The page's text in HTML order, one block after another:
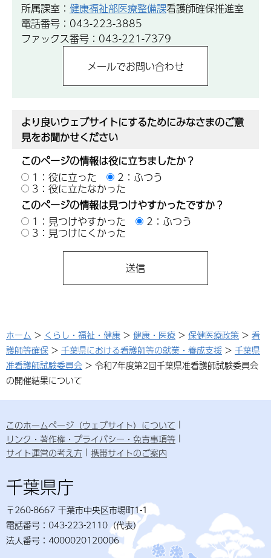
所属課室： 健康福祉部医療整備課看護師確保推進室
電話番号：043-223-3885
ファックス番号：043-221-7379
より良いウェブサイトにするためにみなさまのご意
見をお聞かせください
このページの情報は役に立ちましたか？
1：役に立った
2：ふつう
3：役に立たなかった
このページの情報は見つけやすかったですか？
1：見つけやすかった
2：ふつう
3：見つけにくかった
ホーム > くらし・福祉・健康 > 健康・医療 > 保健医療政策 > 看
護師等確保 > 千葉県における看護師等の就業・養成支援 > 千葉県
准看護師試験委員会 > 令和7年度第2回千葉県准看護師試験委員会
の開催結果について
このホームページ（ウェブサイト）について
リンク・著作権・プライバシー・免責事項等
サイト運営の考え方
携帯サイトのご案内
千葉県庁
〒260-8667 千葉市中央区市場町1-1
電話番号：043-223-2110（代表）
法人番号：4000020120006